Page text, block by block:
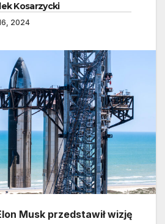
Kosarzycki
2024
Musk przedstawił wizję